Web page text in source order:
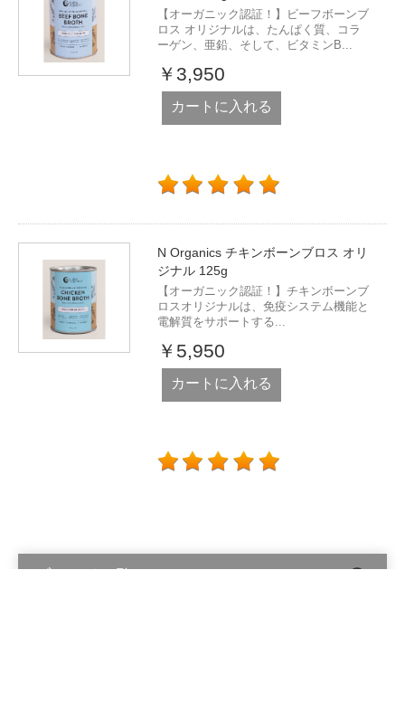
【オーガニック認証！】ビーフボーンブ
ロス オリジナルは、たんぱく質、コラ
ーゲン、亜鉛、そして、ビタミンB...
￥3,950
カートに入れる
N Organics チキンボーンブロス オリ
ジナル 125g
【オーガニック認証！】チキンボーンブ
ロスオリジナルは、免疫システム機能と
電解質をサポートする...
￥5,950
カートに入れる
ブランド一覧